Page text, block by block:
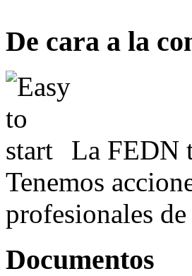
De cara a la
La FEDN
Tenemos
profesionales
Documentos